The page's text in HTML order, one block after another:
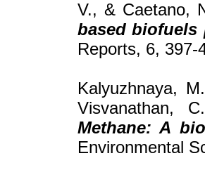
V., & Caetano,
based
Reports, 6,
Kalyuzhnaya,
Visvanathan,
Methane: A
Environmental